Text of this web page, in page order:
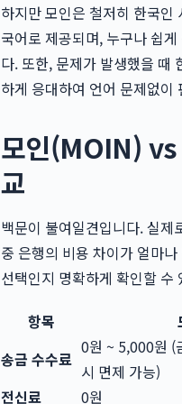
하지만 모인은 철저히 한국
국어로 제공되며, 누구나 쉽
다. 또한, 문제가 발생했을 때
하게 응대하여 언어 문제없
모인(MOIN) vs
교
백문이 불여일견입니다. 실
중 은행의 비용 차이가 얼마
선택인지 명확하게 확인할 수
항목
송금 수수료
0원 ~ 5,000원 (
시 면제 가능)
전신료
0원